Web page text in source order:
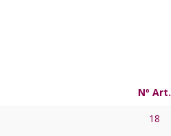
Nº Art.
18